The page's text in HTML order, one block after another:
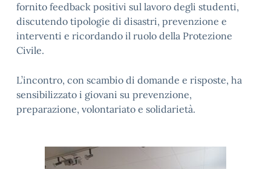
fornito feedback positivi sul lavoro degli studenti,
discutendo tipologie di disastri, prevenzione e
interventi e ricordando il ruolo della Protezione
Civile.
L’incontro, con scambio di domande e risposte, ha
sensibilizzato i giovani su prevenzione,
preparazione, volontariato e solidarietà.